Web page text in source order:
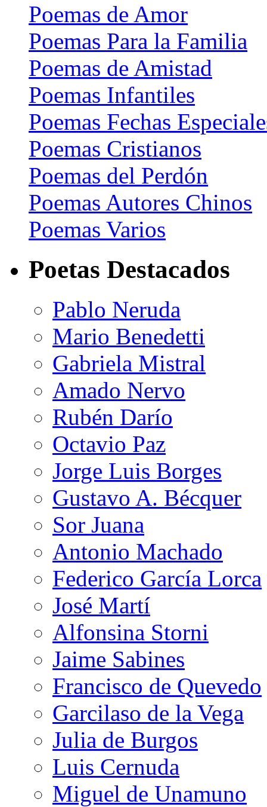
Poemas de Amor
Poemas Para la Familia
Poemas de Amistad
Poemas Infantiles
Poemas Fechas
Poemas Cristianos
Poemas del Perdón
Poemas Autores Chinos
Poemas Varios
Poetas Destacados
Pablo Neruda
Mario Benedetti
Gabriela Mistral
Amado Nervo
Rubén Darío
Octavio Paz
Jorge Luis Borges
Gustavo A. Bécquer
Sor Juana
Antonio Machado
Federico García Lorca
José Martí
Alfonsina Storni
Jaime Sabines
Francisco de Quevedo
Garcilaso de la Vega
Julia de Burgos
Luis Cernuda
Miguel de Unamuno